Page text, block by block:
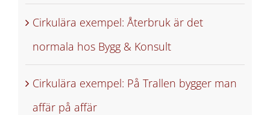
Cirkulära exempel: Återbruk är det
normala hos Bygg & Konsult
Cirkulära exempel: På Trallen bygger man
affär på affär